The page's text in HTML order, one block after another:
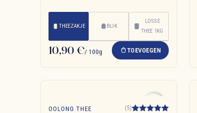
THEEZAKJE BLIK
LOSSE
THEE 1KG
10,90 €/ 100g TOEVOEGEN
favorite_border
OOLONG THEE (5)